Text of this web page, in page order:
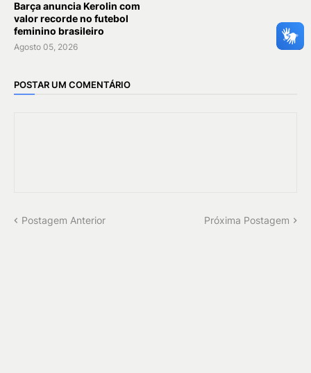
Barça anuncia Kerolin com
valor recorde no futebol
feminino brasileiro
Agosto 05, 2026
POSTAR UM COMENTÁRIO
Postagem Anterior Próxima Postagem